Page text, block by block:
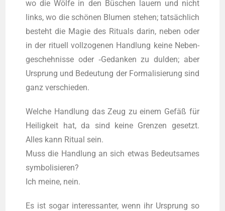
wo die Wölfe in den Büschen lau­ern und nicht
links, wo die schönen Blu­men ste­hen; tatsächlich
besteht die Magie des Ritu­als dar­in, neben oder
in der ritu­ell voll­zo­ge­nen Hand­lung kei­ne Neben­
ge­scheh­nis­se oder ‑Gedan­ken zu dul­den; aber
Ursprung und Bedeu­tung der For­ma­li­sie­rung sind
ganz verschieden.
Wel­che Hand­lung das Zeug zu einem Gefäß für
Hei­lig­keit hat, da sind kei­ne Gren­zen gesetzt.
Alles kann Ritu­al sein.
Muss die Hand­lung an sich etwas Bedeut­sa­mes
sym­bo­li­sie­ren?
Ich mei­ne, nein.
Es ist sogar inter­es­san­ter, wenn ihr Ursprung so